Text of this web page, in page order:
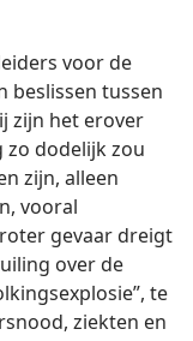
voor de
beslissen tussen
zijn het erover
zo dodelijk zou
zijn, alleen
vooral
gevaar dreigt
over de
te
ziekten en